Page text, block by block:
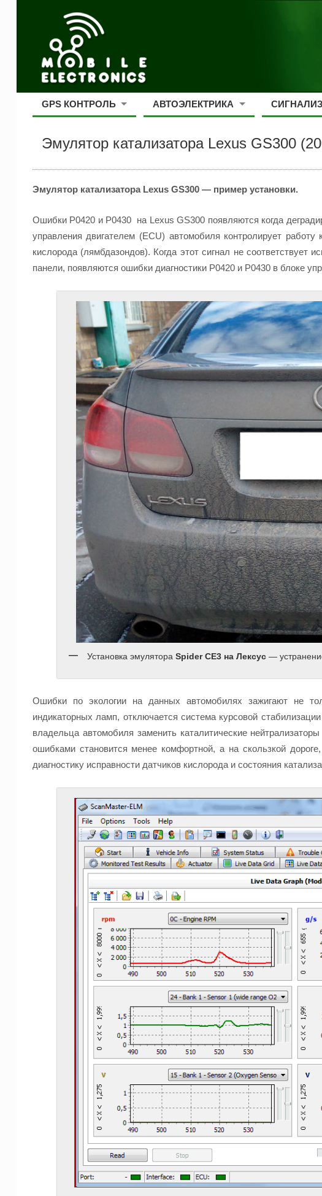
GPS КОНТРОЛЬ АВТОЭЛЕКТРИКА
Эмулятор катализатора Lexus GS300
Эмулятор катализатора Lexus GS300 — пример установки.
Ошибки P0420 и P0430 на Lexus GS300 появляются когда
управления двигателем (ECU) автомобиля контролирует работу
кислорода (лямбдазондов). Когда этот сигнал не соответствует
панели, появляются ошибки диагностики P0420 и P0430 в блоке
Установка эмулятора Spider CE3 на Лексус—
Ошибки по экологии на данных автомобилях зажигают не
индикаторных ламп, отключается система курсовой
владельца автомобиля заменить каталитические
ошибками становится менее комфортной, а на скользкой
диагностику исправности датчиков кислорода и состояния